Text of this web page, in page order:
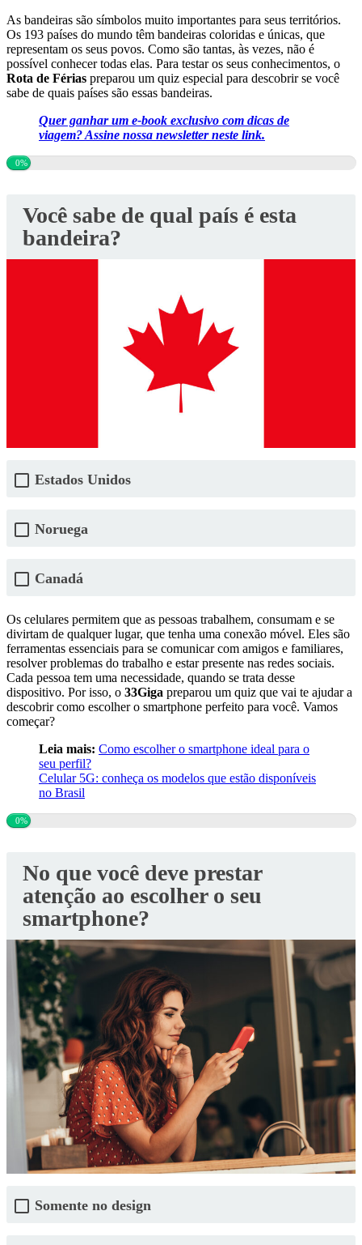
As bandeiras são símbolos muito importantes para seus territórios.
Os 193 países do mundo têm bandeiras coloridas e únicas, que
representam os seus povos. Como são tantas, às vezes, não é
possível conhecer todas elas. Para testar os seus conhecimentos, o
Rota de Férias preparou um quiz especial para descobrir se você
sabe de quais países são essas bandeiras.
Quer ganhar um e-book exclusivo com dicas de
viagem? Assine nossa newsletter neste link.
0%
Você sabe de qual país é esta
bandeira?
Estados Unidos
Noruega
Canadá
Os celulares permitem que as pessoas trabalhem, consumam e se
divirtam de qualquer lugar, que tenha uma conexão móvel. Eles são
ferramentas essenciais para se comunicar com amigos e familiares,
resolver problemas do trabalho e estar presente nas redes sociais.
Cada pessoa tem uma necessidade, quando se trata desse
dispositivo. Por isso, o 33Giga preparou um quiz que vai te ajudar a
descobrir como escolher o smartphone perfeito para você. Vamos
começar?
Leia mais: Como escolher o smartphone ideal para o
seu perfil?
Celular 5G: conheça os modelos que estão disponíveis
no Brasil
0%
No que você deve prestar
atenção ao escolher o seu
smartphone?
Somente no design